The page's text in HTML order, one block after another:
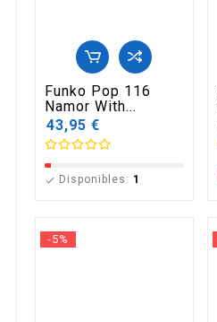
Funko Pop 116
Namor With...
43,95 €
 Disponibles: 1
-5%